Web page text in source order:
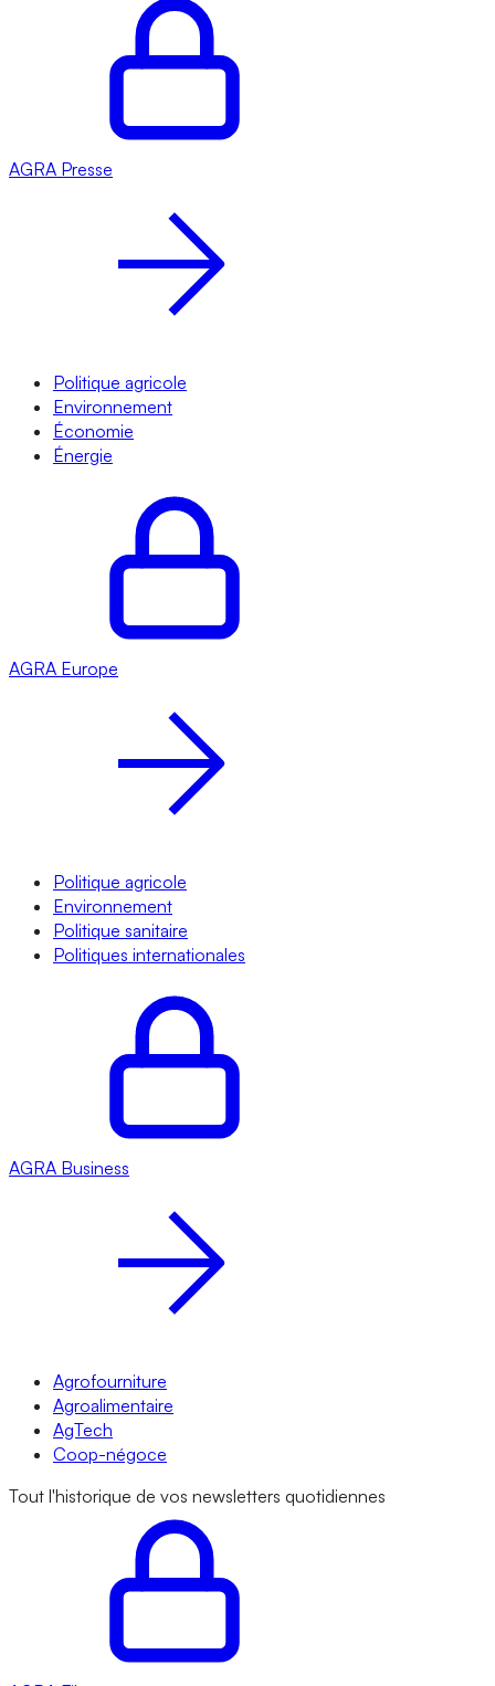
AGRA Presse
Politique agricole
Environnement
Économie
Énergie
AGRA Europe
Politique agricole
Environnement
Politique sanitaire
Politiques internationales
AGRA Business
Agrofourniture
Agroalimentaire
AgTech
Coop-négoce
Tout l'historique de vos newsletters quotidiennes